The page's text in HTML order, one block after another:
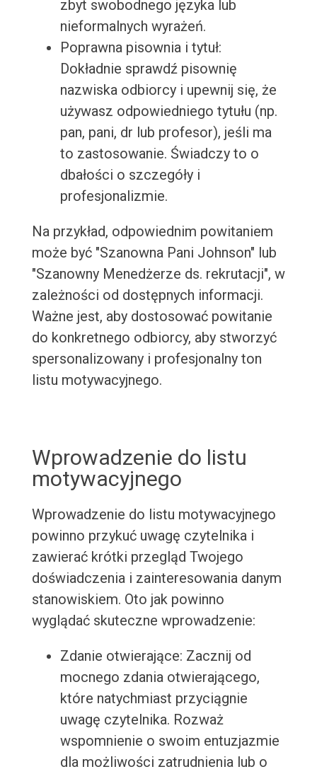
zbyt swobodnego języka lub
nieformalnych wyrażeń.
Poprawna pisownia i tytuł:
Dokładnie sprawdź pisownię
nazwiska odbiorcy i upewnij się, że
używasz odpowiedniego tytułu (np.
pan, pani, dr lub profesor), jeśli ma
to zastosowanie. Świadczy to o
dbałości o szczegóły i
profesjonalizmie.
Na przykład, odpowiednim powitaniem
może być "Szanowna Pani Johnson" lub
"Szanowny Menedżerze ds. rekrutacji", w
zależności od dostępnych informacji.
Ważne jest, aby dostosować powitanie
do konkretnego odbiorcy, aby stworzyć
spersonalizowany i profesjonalny ton
listu motywacyjnego.
Wprowadzenie do listu
motywacyjnego
Wprowadzenie do listu motywacyjnego
powinno przykuć uwagę czytelnika i
zawierać krótki przegląd Twojego
doświadczenia i zainteresowania danym
stanowiskiem. Oto jak powinno
wyglądać skuteczne wprowadzenie:
Zdanie otwierające: Zacznij od
mocnego zdania otwierającego,
które natychmiast przyciągnie
uwagę czytelnika. Rozważ
wspomnienie o swoim entuzjazmie
dla możliwości zatrudnienia lub o